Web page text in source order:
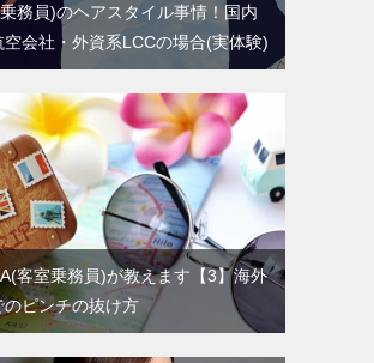
務員)のヘアスタイル事情！国内
空会社・外資系LCCの場合(実体験)
客室乗務員)が教えます【3】海外
のピンチの抜け方